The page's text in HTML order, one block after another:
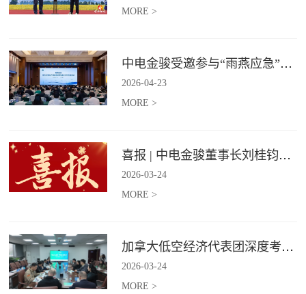
MORE >
中电金骏受邀参与“雨燕应急”2026年度会议 协同打造空中应急力量
2026-04-23
MORE >
喜报 | 中电金骏董事长刘桂钧获雷锋街道第四届“雷锋榜样”模范人物称号
2026-03-24
MORE >
加拿大低空经济代表团深度考察中电金骏
2026-03-24
MORE >